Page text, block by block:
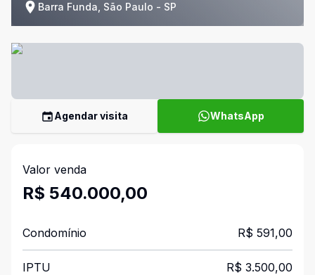
Barra Funda, São Paulo - SP
Agendar visita WhatsApp
Valor venda
R$ 540.000,00
Condomínio R$ 591,00
IPTU R$ 3.500,00